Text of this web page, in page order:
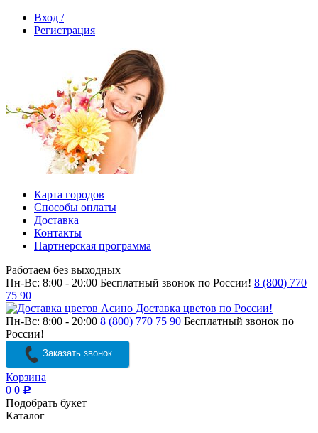
Вход /
Регистрация
Карта городов
Способы оплаты
Доставка
Контакты
Партнерская программа
Работаем без выходных
Пн-Вс: 8:00 - 20:00 Бесплатный звонок по России! 8 (800) 770
75 90
Доставка цветов по России!
Пн-Вс: 8:00 - 20:00 8 (800) 770 75 90 Бесплатный звонок по
России!
Заказать звонок
Корзина
0 0 Р
Подобрать букет
Каталог